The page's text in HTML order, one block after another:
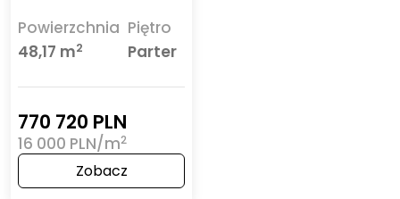
Powierzchnia
48,17 m2
Piętro
Parter
770 720 PLN
16 000 PLN/m2
Zobacz